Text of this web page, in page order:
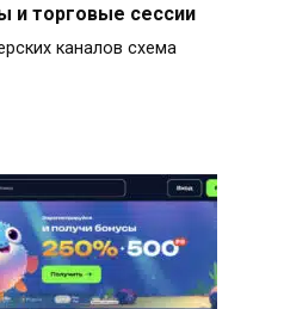
и торговые сессии
каналов схема